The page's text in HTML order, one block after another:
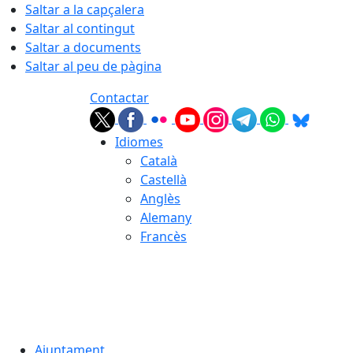
Saltar a la capçalera
Saltar al contingut
Saltar a documents
Saltar al peu de pàgina
Contactar
Idiomes
Català
Castellà
Anglès
Alemany
Francès